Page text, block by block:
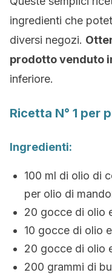
ingredienti che
diversi negozi.
prodotto venduto
inferiore.
Ricetta N° 1 per
Ingredienti:
100 ml di olio di
per olio di
20 gocce di olio
10 gocce di olio
20 gocce di olio
200 grammi di